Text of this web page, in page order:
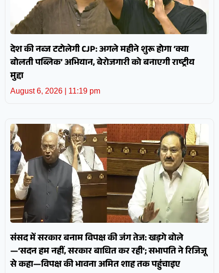
देश की नब्ज टटोलेगी CJP: अगले महीने शुरू होगा ‘क्या
बोलती पब्लिक’ अभियान, बेरोजगारी को बनाएगी राष्ट्रीय
मुद्दा
August 6, 2026 11:19 pm
संसद में सरकार बनाम विपक्ष की जंग तेज: खड़गे बोले
—‘सदन हम नहीं, सरकार बाधित कर रही’; सभापति ने रिजिजू
से कहा—विपक्ष की भावना अमित शाह तक पहुंचाइए